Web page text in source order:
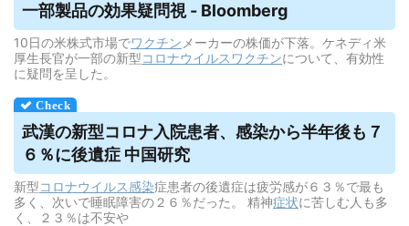
一部製品の効果疑問視 - Bloomberg
10日の米株式市場でワクチン メーカーの株価が下落。ケネディ米
厚生長官が一部の新型コロナウイルス ワクチンについて、有効性
に疑問を呈した。
武漢の新型コロナ入院患者、感染から半年後も７
６％に後遺症 中国研究
新型コロナウイルス感染症患者の後遺症は疲労感が６３％で最も
多く、次いで睡眠障害の２６％だった。 精神症状に苦しむ人も多
く、２３％は不安や